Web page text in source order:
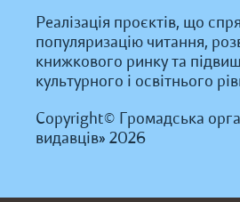
Реалізація проєктів, що
популяризацію читання,
книжкового ринку та
культурного і освітнього
Copyright© Громадська
видавців» 2026